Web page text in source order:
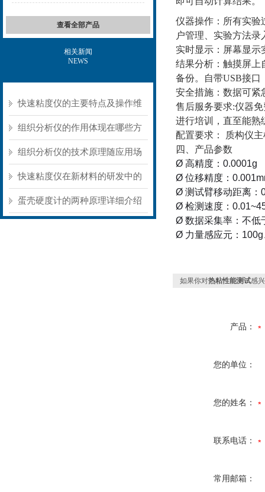
查看全部产品
相关新闻
NEWS
快速粘度仪的主要特点及操作维
护方式
组织分析仪的作用体现在哪些方
面？
组织分析仪的技术原理随应用场
景不同存在明显差异
快速粘度仪在新材料的研发中的
应用
蛋壳硬度计的两种原理详细介绍
仪器操作：所有实验
户管理、实验方法
实时显示：屏幕显示
结果分析：触摸屏上
备份。自带USB接口
安全措施：数据可紧
售后服务要求:仪器
进行培训，直至能熟
配置要求：
质构仪
四、产品参数
Ø 高精度： 0.0001g
Ø 位移精度：
Ø 测试臂移动距离：
Ø 检测速度： 0.01~
Ø 数据采集率：不低
Ø 力量感应元： 100g
如果你对热粘性能测试感
产品：
您的单位：
您的姓名：
联系电话：
常用邮箱：